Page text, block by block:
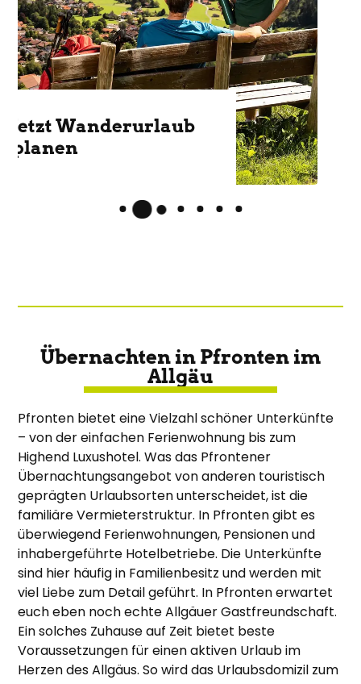
Skifahren, Rodeln &
mehr
Übernachten in Pfronten im
Allgäu
Pfronten bietet eine Vielzahl schöner Unterkünfte
– von der einfachen Ferienwohnung bis zum
Highend Luxushotel. Was das Pfrontener
Übernachtungsangebot von anderen touristisch
geprägten Urlaubsorten unterscheidet, ist die
familiäre Vermieterstruktur. In Pfronten gibt es
überwiegend Ferienwohnungen, Pensionen und
inhabergeführte Hotelbetriebe. Die Unterkünfte
sind hier häufig in Familienbesitz und werden mit
viel Liebe zum Detail geführt. In Pfronten erwartet
euch eben noch echte Allgäuer Gastfreundschaft.
Ein solches Zuhause auf Zeit bietet beste
Voraussetzungen für einen aktiven Urlaub im
Herzen des Allgäus. So wird das Urlaubsdomizil zum